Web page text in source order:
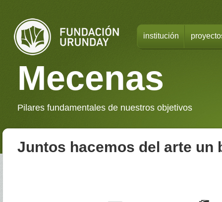
institución
Mecenas
Pilares fundamentales de nuestros objetivos
Juntos hacemos del arte un